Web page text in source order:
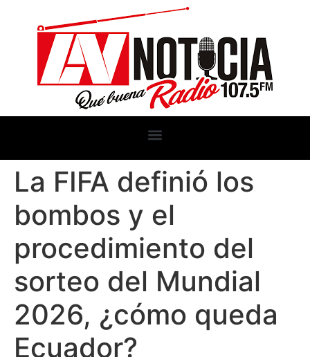
La FIFA definió los
bombos y el
procedimiento del
sorteo del Mundial
2026, ¿cómo queda
Ecuador?